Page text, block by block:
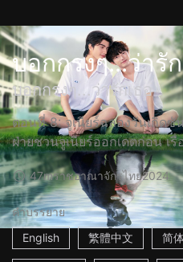
บอกกรงๆ...ว่ารั
บอกกรงๆ...ว่ารักเธอ
ตอนที่ 8: จูเนียร์ฉลองวันเกิด
ฝ่ายชวนจูเนียร์ออกเดตก่อน เรื่
47mราชอาณาจักรไทย2024
คำบรรยาย
English
繁體中文 简